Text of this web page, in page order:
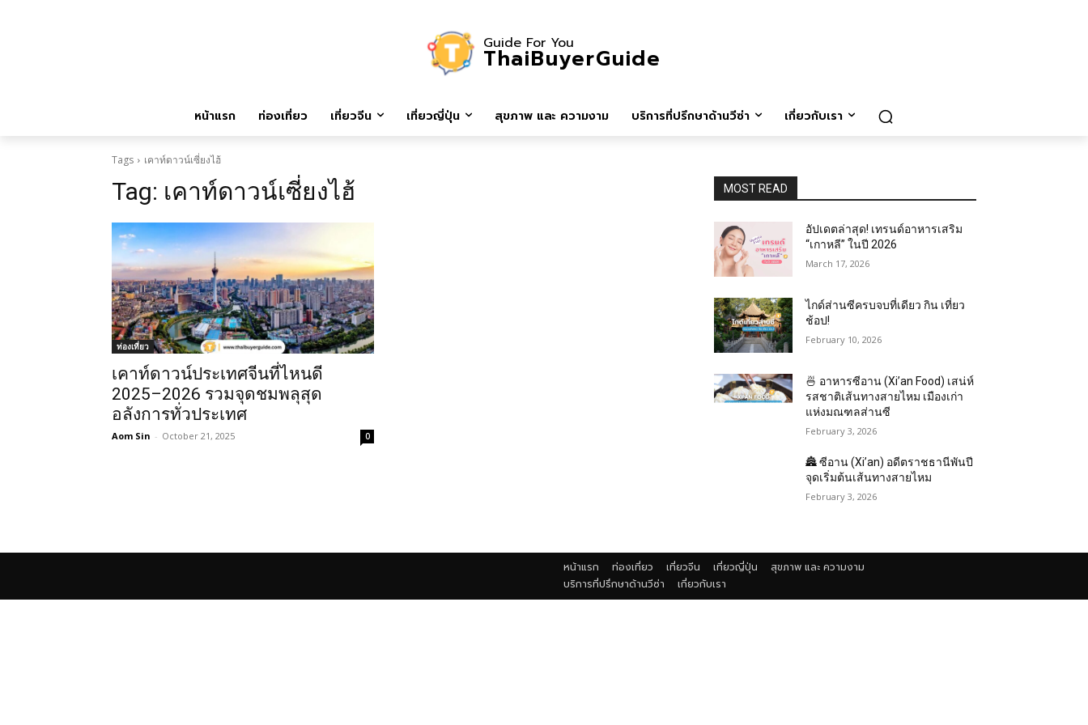
Guide For You
ThaiBuyerGuide
หน้าแรก ท่องเที่ยว เที่ยวจีน เที่ยวญี่ปุ่น สุขภาพ และ ความงาม บริการที่ปรึกษาด้านวีซ่า เกี่ยวกับเรา
Tags เคาท์ดาวน์เซี่ยงไฮ้
Tag: เคาท์ดาวน์เซี่ยงไฮ้
ท่องเที่ยว
เคาท์ดาวน์ประเทศจีนที่ไหนดี
2025–2026 รวมจุดชมพลุสุด
อลังการทั่วประเทศ
Aom Sin - October 21, 2025 0
MOST READ
อัปเดตล่าสุด! เทรนด์อาหารเสริม
“เกาหลี” ในปี 2026
March 17, 2026
ไกด์ส่านซีครบจบที่เดียว กิน เที่ยว
ช้อป!
February 10, 2026
🍜 อาหารซีอาน (Xi’an Food) เสน่ห์
รสชาติเส้นทางสายไหม เมืองเก่า
แห่งมณฑลส่านซี
February 3, 2026
🏯 ซีอาน (Xi’an) อดีตราชธานีพันปี
จุดเริ่มต้นเส้นทางสายไหม
February 3, 2026
หน้าแรก ท่องเที่ยว เที่ยวจีน เที่ยวญี่ปุ่น
สุขภาพ และ ความงาม
บริการที่ปรึกษาด้านวีซ่า
เกี่ยวกับเรา